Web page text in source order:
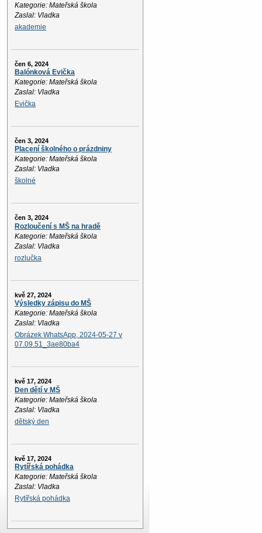
Kategorie: Mateřská škola
Zaslal: Vladka
akademie
čen 6, 2024
Balónková Evička
Kategorie: Mateřská škola
Zaslal: Vladka
Evička
čen 3, 2024
Placení školného o prázdniny
Kategorie: Mateřská škola
Zaslal: Vladka
školné
čen 3, 2024
Rozloučení s MŠ na hradě
Kategorie: Mateřská škola
Zaslal: Vladka
rozlučka
kvě 27, 2024
Výsledky zápisu do MŠ
Kategorie: Mateřská škola
Zaslal: Vladka
Obrázek WhatsApp, 2024-05-27 v
07.09.51_3ae80ba4
kvě 17, 2024
Den dětí v MŠ
Kategorie: Mateřská škola
Zaslal: Vladka
dětský den
kvě 17, 2024
Rytířská pohádka
Kategorie: Mateřská škola
Zaslal: Vladka
Rytířská pohádka